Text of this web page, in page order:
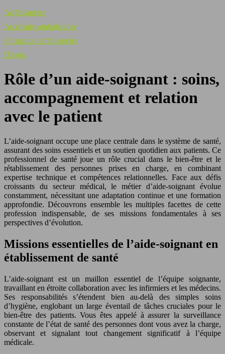
Ambulancier
Auxiliaire ambulancier
Formation ambulancier
Divers
Rôle d’un aide-soignant : soins,
accompagnement et relation
avec le patient
L’aide-soignant occupe une place centrale dans le système de santé,
assurant des soins essentiels et un soutien quotidien aux patients. Ce
professionnel de santé joue un rôle crucial dans le bien-être et le
rétablissement des personnes prises en charge, en combinant
expertise technique et compétences relationnelles. Face aux défis
croissants du secteur médical, le métier d’aide-soignant évolue
constamment, nécessitant une adaptation continue et une formation
approfondie. Découvrons ensemble les multiples facettes de cette
profession indispensable, de ses missions fondamentales à ses
perspectives d’évolution.
Missions essentielles de l’aide-soignant en
établissement de santé
L’aide-soignant est un maillon essentiel de l’équipe soignante,
travaillant en étroite collaboration avec les infirmiers et les médecins.
Ses responsabilités s’étendent bien au-delà des simples soins
d’hygiène, englobant un large éventail de tâches cruciales pour le
bien-être des patients. Vous êtes appelé à assurer la surveillance
constante de l’état de santé des personnes dont vous avez la charge,
observant et signalant tout changement significatif à l’équipe
médicale.